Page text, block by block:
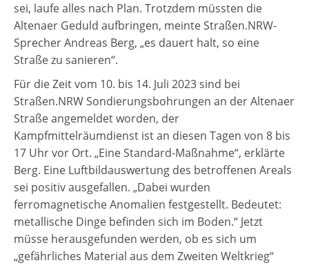
sei, laufe alles nach Plan. Trotzdem müssten die
Altenaer Geduld aufbringen, meinte Straßen.NRW-
Sprecher Andreas Berg, „es dauert halt, so eine
Straße zu sanieren“.
Für die Zeit vom 10. bis 14. Juli 2023 sind bei
Straßen.NRW Sondierungsbohrungen an der Altenaer
Straße angemeldet worden, der
Kampfmittelräumdienst ist an diesen Tagen von 8 bis
17 Uhr vor Ort. „Eine Standard-Maßnahme“, erklärte
Berg. Eine Luftbildauswertung des betroffenen Areals
sei positiv ausgefallen. „Dabei wurden
ferromagnetische Anomalien festgestellt. Bedeutet:
metallische Dinge befinden sich im Boden.“ Jetzt
müsse herausgefunden werden, ob es sich um
„gefährliches Material aus dem Zweiten Weltkrieg“